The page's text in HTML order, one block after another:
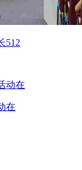
512
在